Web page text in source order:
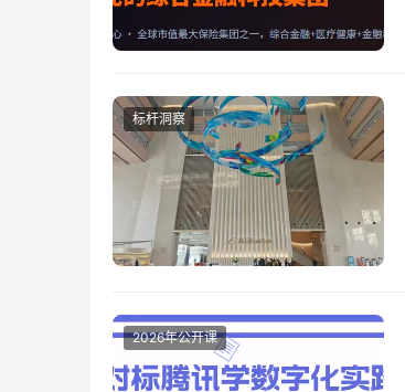
标杆洞察
2026年公开课